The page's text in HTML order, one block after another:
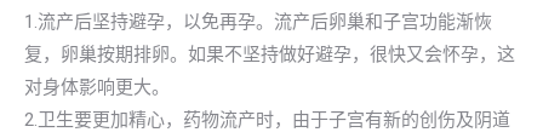
1.流产后坚持避孕，以免再孕。流产后卵巢和子宫功能渐恢
复，卵巢按期排卵。如果不坚持做好避孕，很快又会怀孕，这
对身体影响更大。
2.卫生要更加精心，药物流产时，由于子宫有新的创伤及阴道